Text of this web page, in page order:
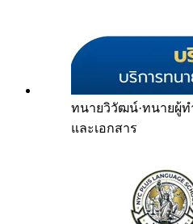
ทนายวิวัฒน์·ทนายผู้ท
และเอกสาร